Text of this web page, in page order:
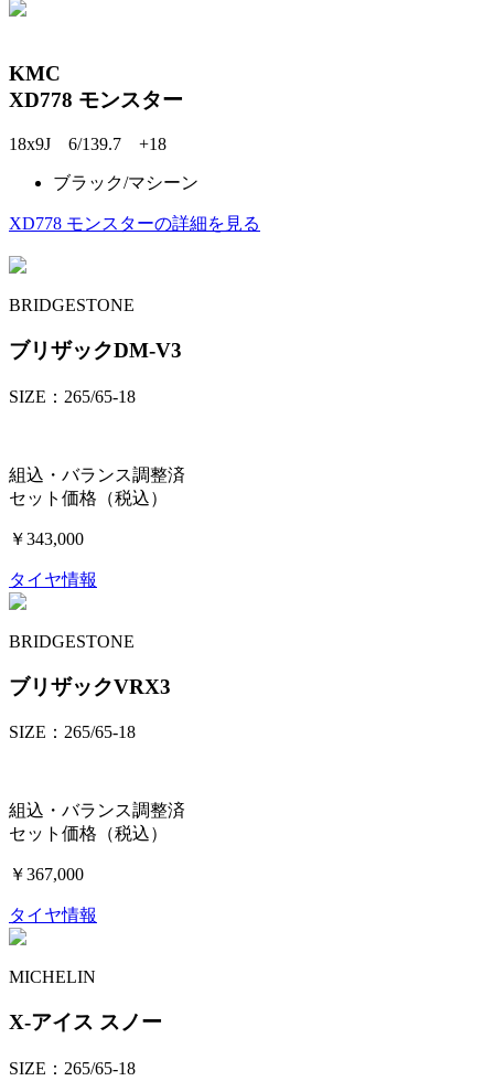
KMC
XD778 モンスター
18x9J 6/139.7 +18
ブラック/マシーン
XD778 モンスターの詳細を見る
BRIDGESTONE
ブリザックDM-V3
SIZE：265/65-18
組込・バランス調整済
セット価格（税込）
￥343,000
タイヤ情報
BRIDGESTONE
ブリザックVRX3
SIZE：265/65-18
組込・バランス調整済
セット価格（税込）
￥367,000
タイヤ情報
MICHELIN
X-アイス スノー
SIZE：265/65-18